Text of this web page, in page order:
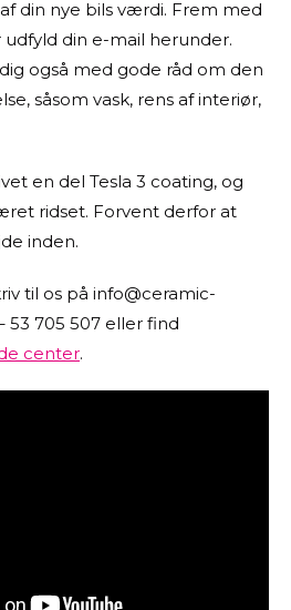
din nye bils værdi. Frem med
din e-mail herunder.
også med gode råd om den
såsom vask, rens af interiør,
en del Tesla 3 coating, og
ridset. Forvent derfor at
inden.
til os på info@ceramic-
53 705 507 eller find
center.